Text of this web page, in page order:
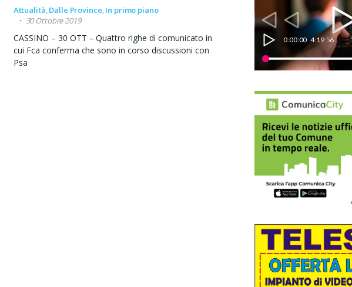
Attualità,Dalle Province,In primo piano
30 Ottobre 2019
CASSINO – 30 OTT – Quattro righe di comunicato in
cui Fca conferma che sono in corso discussioni con
Psa
0:00:00 4:19:56